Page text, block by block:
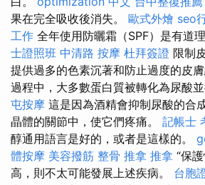
果在完全吸收後消失。 歐式外燴 seo
工作 全年使用防曬霜（SPF）是有道
士證照班 中清路 按摩 杜拜簽證 限制
提供過多的色素沉著和防止過度的皮
過程中，大多數蛋白質被轉化為尿酸並
屯按摩 這是因為酒精會抑制尿酸的合
晶體的關節中，使它們疼痛。 記帳士
醇通用語言是好的，或者是這樣的。
體按摩 美容撥筋 整骨 推拿 推拿 “保
高，則不太可能發展上述疾病。 台胞